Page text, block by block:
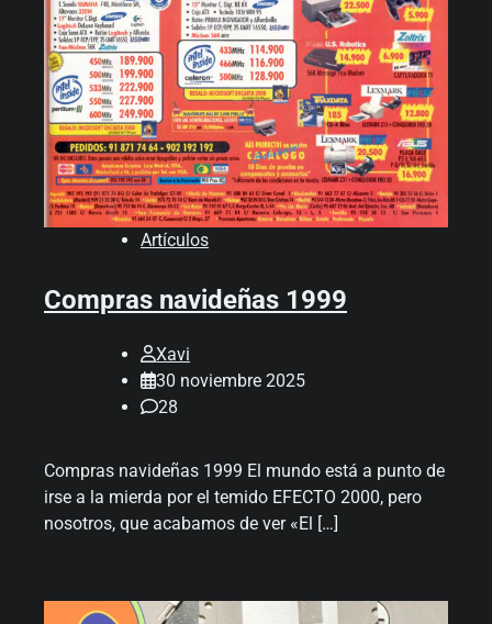
Artículos
Compras navideñas 1999
Xavi
30 noviembre 2025
28
Compras navideñas 1999 El mundo está a punto de
irse a la mierda por el temido EFECTO 2000, pero
nosotros, que acabamos de ver «El […]